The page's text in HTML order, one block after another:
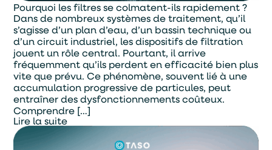
Pourquoi les filtres se colmatent-ils rapidement ?
Dans de nombreux systèmes de traitement, qu’il
s’agisse d’un plan d’eau, d’un bassin technique ou
d’un circuit industriel, les dispositifs de filtration
jouent un rôle central. Pourtant, il arrive
fréquemment qu’ils perdent en efficacité bien plus
vite que prévu. Ce phénomène, souvent lié à une
accumulation progressive de particules, peut
entraîner des dysfonctionnements coûteux.
Comprendre […]
Lire la suite